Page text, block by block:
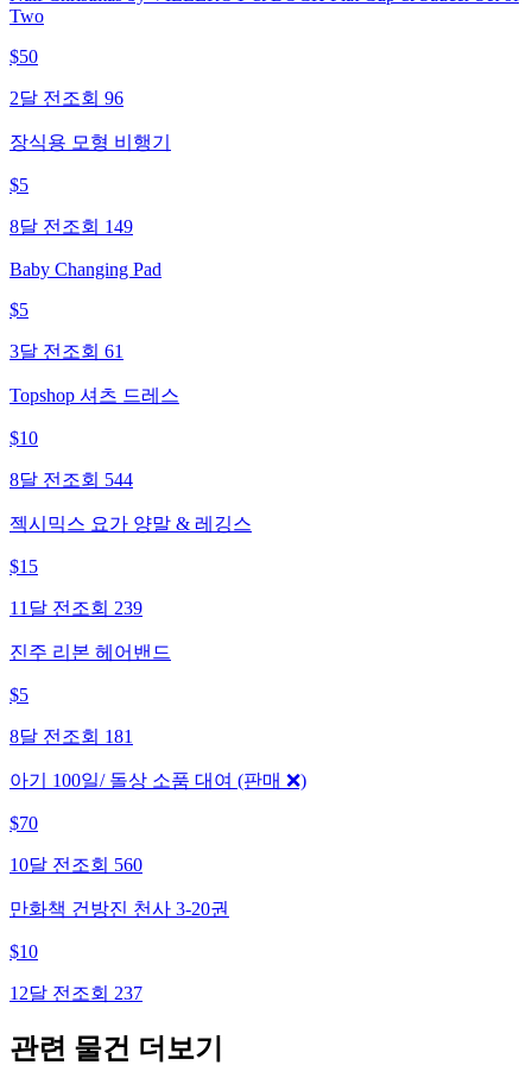
Two
$50
2달 전 조회 96
장식용 모형 비행기
$5
8달 전 조회 149
Baby Changing Pad
$5
3달 전 조회 61
Topshop 셔츠 드레스
$10
8달 전 조회 544
젝시믹스 요가 양말 & 레깅스
$15
11달 전 조회 239
진주 리본 헤어밴드
$5
8달 전 조회 181
아기 100일/ 돌상 소품 대여 (판매 ❌)
$70
10달 전 조회 560
만화책 건방진 천사 3-20권
$10
12달 전 조회 237
관련 물건 더보기